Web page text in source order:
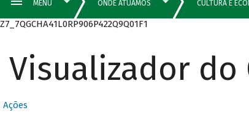
Z7_7QGCHA41L0RP906P422Q9Q01F1
Visualizador do
Ações